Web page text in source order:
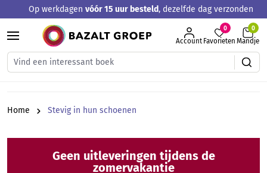
Op werkdagen vóór 15 uur besteld, dezelfde dag verzonden
Account Favorieten Mandje
0
Home Stevig in hun schoenen
Geen uitleveringen tijdens de
zomervakantie